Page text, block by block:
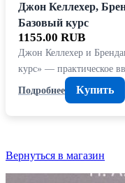
Джон Келлехер,
Базовый курс
1155.00 RUB
Джон Келлехер и
курс» — практическое
Подробнее
Купить
Вернуться в магазин